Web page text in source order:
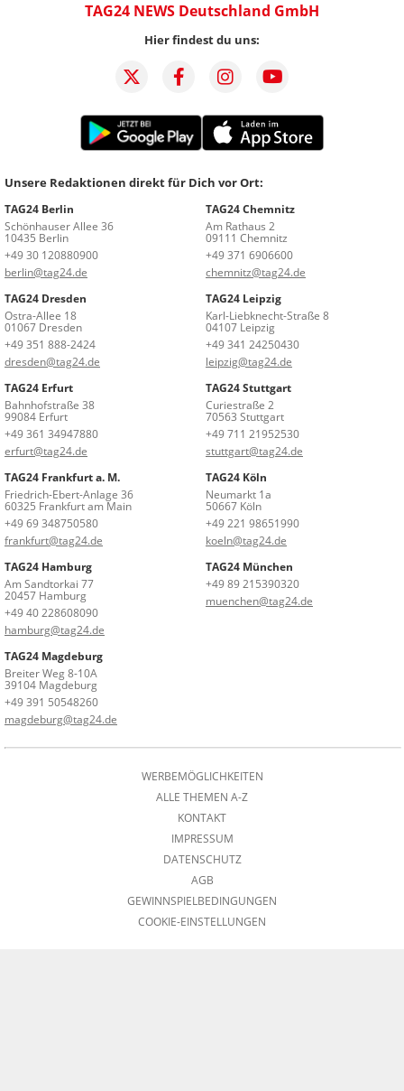
TAG24 NEWS Deutschland GmbH
Hier findest du uns:
Unsere Redaktionen direkt für Dich vor Ort:
TAG24 Berlin
Schönhauser Allee 36
10435 Berlin
+49 30 120880900
berlin@tag24.de
TAG24 Chemnitz
Am Rathaus 2
09111 Chemnitz
+49 371 6906600
chemnitz@tag24.de
TAG24 Dresden
Ostra-Allee 18
01067 Dresden
+49 351 888-2424
dresden@tag24.de
TAG24 Leipzig
Karl-Liebknecht-Straße 8
04107 Leipzig
+49 341 24250430
leipzig@tag24.de
TAG24 Erfurt
Bahnhofstraße 38
99084 Erfurt
+49 361 34947880
erfurt@tag24.de
TAG24 Stuttgart
Curiestraße 2
70563 Stuttgart
+49 711 21952530
stuttgart@tag24.de
TAG24 Frankfurt a. M.
Friedrich-Ebert-Anlage 36
60325 Frankfurt am Main
+49 69 348750580
frankfurt@tag24.de
TAG24 Köln
Neumarkt 1a
50667 Köln
+49 221 98651990
koeln@tag24.de
TAG24 Hamburg
Am Sandtorkai 77
20457 Hamburg
+49 40 228608090
hamburg@tag24.de
TAG24 München
+49 89 215390320
muenchen@tag24.de
TAG24 Magdeburg
Breiter Weg 8-10A
39104 Magdeburg
+49 391 50548260
magdeburg@tag24.de
WERBEMÖGLICHKEITEN
ALLE THEMEN A-Z
KONTAKT
IMPRESSUM
DATENSCHUTZ
AGB
GEWINNSPIELBEDINGUNGEN
COOKIE-EINSTELLUNGEN